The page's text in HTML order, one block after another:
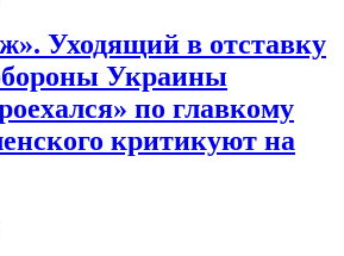
Уходящий в отставку
Украины
по главкому
критикуют на